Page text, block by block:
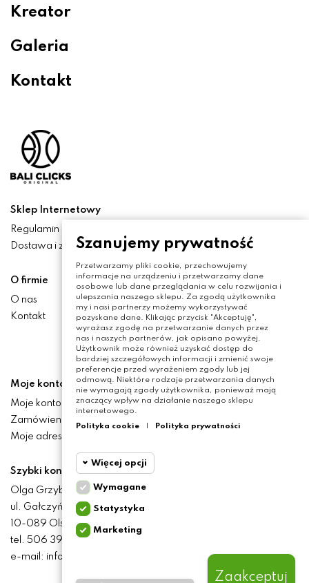
Kreator
Galeria
Kontakt
Sklep Internetowy
Regulamin
Dostawa i zwroty
O firmie
O nas
Kontakt
Moje konto
Moje konto
Zamówienia
Moje adresy
Szybki kontakt
Olga Grzyb STILO
ul. Gałczyńskiego 24
10-089 Olsztyn
tel. 506 393 457
e-mail: info@baliclicksoriginal.pl
Szanujemy prywatność
Przetwarzamy pliki cookie, przechowujemy
informacje na urządzeniu i przetwarzamy dane
osobowe lub dane przeglądania w celu rozwijania i
ulepszania naszego sklepu. Za zgodą użytkownika
my i nasi partnerzy możemy wykorzystywać
pozyskane dane. Klikając przycisk "Akceptuję",
wyrażasz zgodę na przetwarzanie danych przez
nas i naszych partnerów, jak opisano powyżej.
Użytkownik może również uzyskać dostęp do
bardziej szczegółowych informacji i zmienić swoje
preferencje przed wyrażeniem zgody lub jej
odmową. Niektóre rodzaje przetwarzania danych
nie wymagają zgody użytkownika, ponieważ mają
znaczący wpływ na działanie naszego sklepu
internetowego.
Polityka cookie
Polityka prywatności
Więcej opcji
Wymagane
cookie wymagane do
przeglądania witryny i
Cookie
Wymagane
Statystyka
Marketing
Zaakceptuj